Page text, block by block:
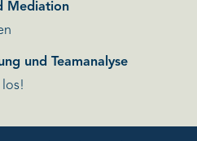
Mediation
und Teamanalyse
los!